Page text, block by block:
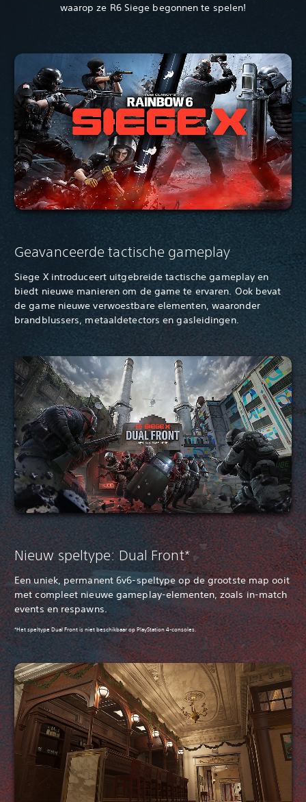
waarop ze R6 Siege begonnen te spelen!
Geavanceerde tactische gameplay
Siege X introduceert uitgebreide tactische gameplay en
biedt nieuwe manieren om de game te ervaren. Ook bevat
de game nieuwe verwoestbare elementen, waaronder
brandblussers, metaaldetectors en gasleidingen.
Nieuw speltype: Dual Front*
Een uniek, permanent 6v6-speltype op de grootste map ooit
met compleet nieuwe gameplay-elementen, zoals in-match
events en respawns.
‎*Het speltype Dual Front is niet beschikbaar op PlayStation 4-consoles.